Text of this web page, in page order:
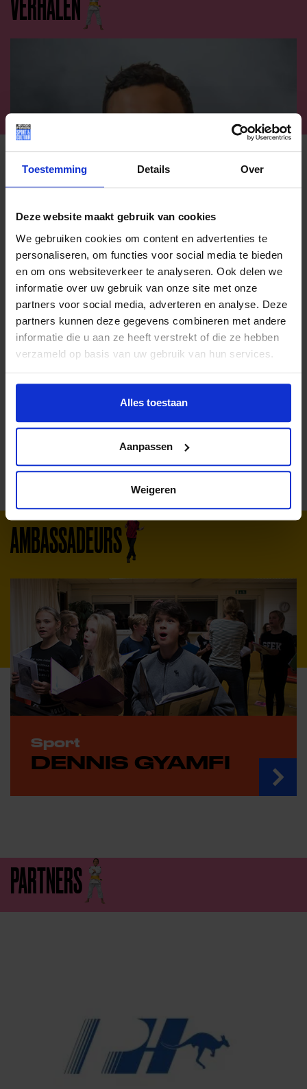
Toestemming Details Over
Deze website maakt gebruik van cookies
We gebruiken cookies om content en advertenties te
personaliseren, om functies voor social media te bieden
en om ons websiteverkeer te analyseren. Ook delen we
informatie over uw gebruik van onze site met onze
partners voor social media, adverteren en analyse. Deze
partners kunnen deze gegevens combineren met andere
informatie die u aan ze heeft verstrekt of die ze hebben
verzameld op basis van uw gebruik van hun services.
Alles toestaan
Aanpassen
Weigeren
Meerkrachten
LARRY VAN
OMMEN: 'IN
BEWEGING
BLIJVEN'
Lees meer verhalen
AMBASSADEURS
Sport
DENNIS GYAMFI
PARTNERS